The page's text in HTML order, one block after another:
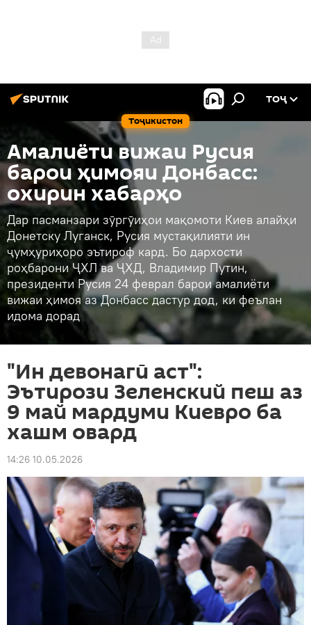
Тоҷикистон
ТОҶ
Амалиёти вижаи Русия
барои ҳимояи Донбасс:
охирин хабарҳо
Дар пасманзари зӯргӯиҳои мақомоти Киев алайҳи
Донетску Луганск, Русия мустақилияти ин
ҷумҳуриҳоро эътироф кард. Бо дархости
роҳбарони ҶХЛ ва ҶХД, Владимир Путин,
президенти Русия 24 феврал барои амалиёти
вижаи ҳимоя аз Донбасс дастур дод, ки феълан
идома дорад
"Ин девонагӣ аст":
Эътирози Зеленский пеш аз
9 май мардуми Киевро ба
хашм овард
14:26 10.05.2026